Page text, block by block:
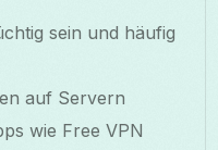
sein und häufig
auf Servern
wie Free VPN